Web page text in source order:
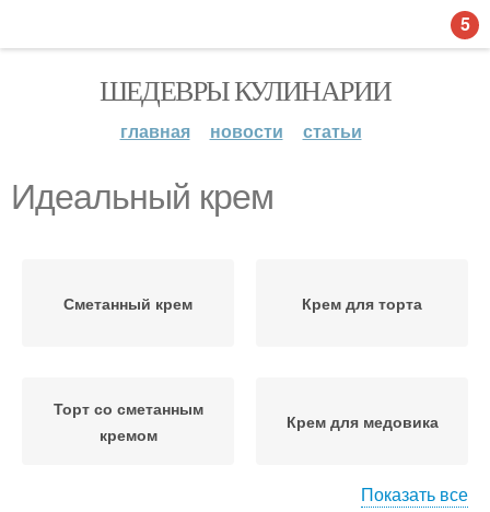
ШЕДЕВРЫ КУЛИНАРИИ
главная новости статьи
Идеальный крем
Сметанный крем Крем для торта
Торт со сметанным
кремом
Крем для медовика
Показать все
5